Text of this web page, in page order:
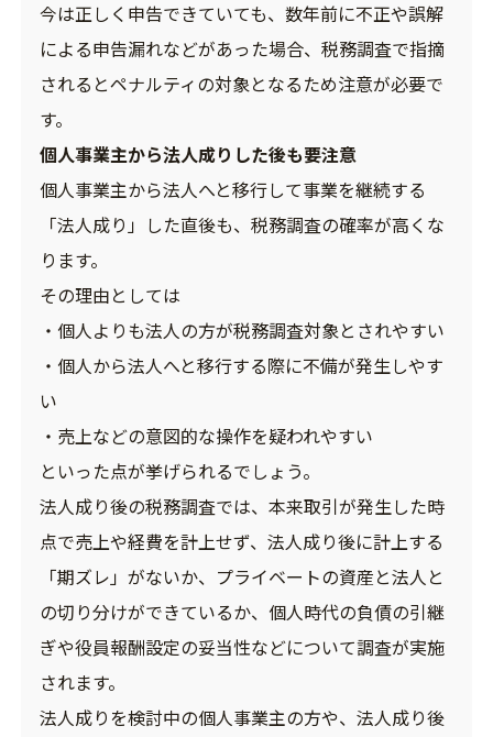
今は正しく申告できていても、数年前に不正や誤解
による申告漏れなどがあった場合、税務調査で指摘
されるとペナルティの対象となるため注意が必要で
す。
個人事業主から法人成りした後も要注意
個人事業主から法人へと移行して事業を継続する
「法人成り」した直後も、税務調査の確率が高くな
ります。
その理由としては
・個人よりも法人の方が税務調査対象とされやすい
・個人から法人へと移行する際に不備が発生しやす
い
・売上などの意図的な操作を疑われやすい
といった点が挙げられるでしょう。
法人成り後の税務調査では、本来取引が発生した時
点で売上や経費を計上せず、法人成り後に計上する
「期ズレ」がないか、プライベートの資産と法人と
の切り分けができているか、個人時代の負債の引継
ぎや役員報酬設定の妥当性などについて調査が実施
されます。
法人成りを検討中の個人事業主の方や、法人成り後